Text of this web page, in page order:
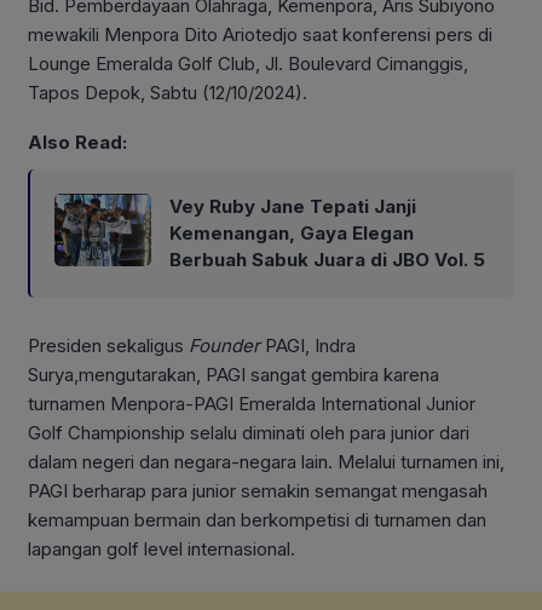
Bid. Pemberdayaan Olahraga, Kemenpora, Aris Subiyono
mewakili Menpora Dito Ariotedjo saat konferensi pers di
Lounge Emeralda Golf Club, Jl. Boulevard Cimanggis,
Tapos Depok, Sabtu (12/10/2024).
Also Read:
Vey Ruby Jane Tepati Janji
Kemenangan, Gaya Elegan
Berbuah Sabuk Juara di JBO Vol. 5
Presiden sekaligus FounderPAGI, Indra
Surya,mengutarakan, PAGI sangat gembira karena
turnamen Menpora-PAGI Emeralda International Junior
Golf Championship selalu diminati oleh para junior dari
dalam negeri dan negara-negara lain. Melalui turnamen ini,
PAGI berharap para junior semakin semangat mengasah
kemampuan bermain dan berkompetisi di turnamen dan
lapangan golf level internasional.